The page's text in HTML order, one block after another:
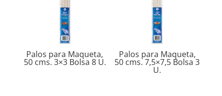
Palos para Maqueta,
50 cms. 3×3 Bolsa 8 U.
Palos para Maqueta,
50 cms. 7,5×7,5 Bolsa 3
U.